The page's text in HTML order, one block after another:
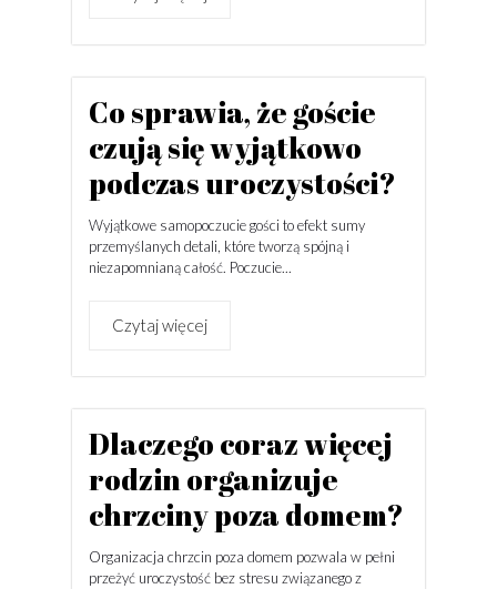
Co sprawia, że goście
czują się wyjątkowo
podczas uroczystości?
Wyjątkowe samopoczucie gości to efekt sumy
przemyślanych detali, które tworzą spójną i
niezapomnianą całość. Poczucie...
Czytaj więcej
Dlaczego coraz więcej
rodzin organizuje
chrzciny poza domem?
Organizacja chrzcin poza domem pozwala w pełni
przeżyć uroczystość bez stresu związanego z